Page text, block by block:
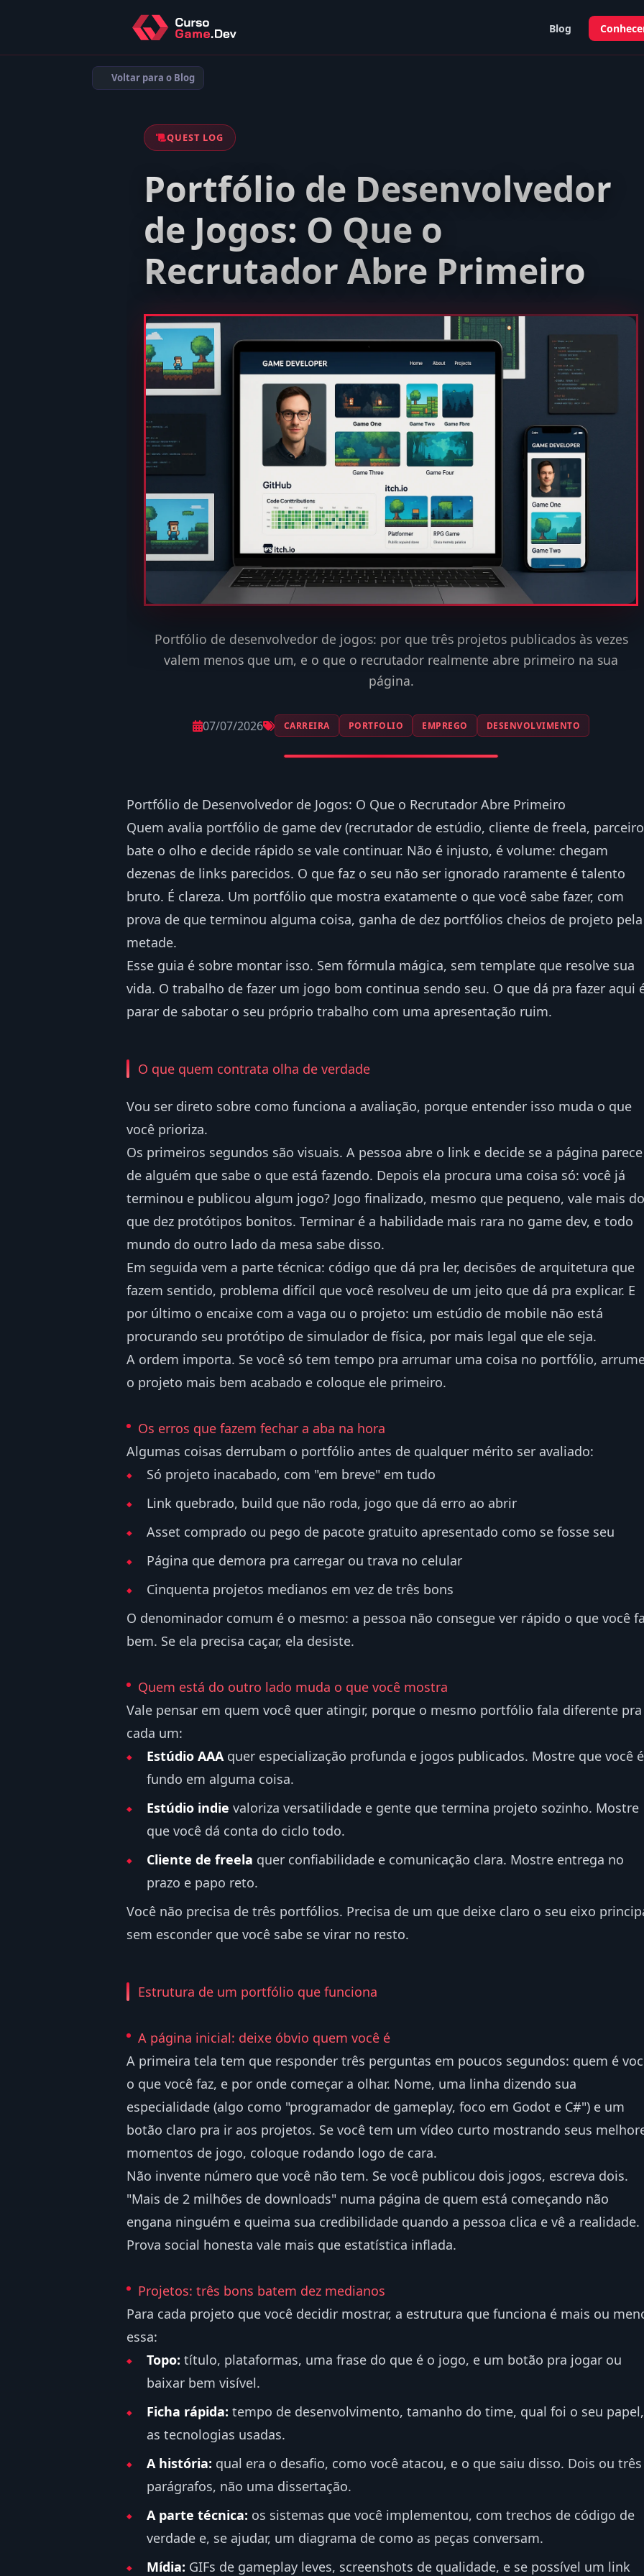
Blog
Voltar para o Blog
QUEST LOG
Portfólio de Desenvolvedor
de Jogos: O Que o
Recrutador Abre Primeiro
Portfólio de desenvolvedor de jogos: por que três projetos publicados às vezes
valem menos que um, e o que o recrutador realmente abre primeiro na sua
página.
07/07/2026 CARREIRA PORTFOLIO EMPREGO DESENVOLVIMENTO
Portfólio de Desenvolvedor de Jogos: O Que o Recrutador Abre Primeiro
Quem avalia portfólio de game dev (recrutador de estúdio, cliente de freela,
bate o olho e decide rápido se vale continuar. Não é injusto, é volume: chegam
dezenas de links parecidos. O que faz o seu não ser ignorado raramente é talento
bruto. É clareza. Um portfólio que mostra exatamente o que você sabe fazer, com
prova de que terminou alguma coisa, ganha de dez portfólios cheios de projeto pela
metade.
Esse guia é sobre montar isso. Sem fórmula mágica, sem template que resolve sua
vida. O trabalho de fazer um jogo bom continua sendo seu. O que dá pra fazer aqui
parar de sabotar o seu próprio trabalho com uma apresentação ruim.
O que quem contrata olha de verdade
Vou ser direto sobre como funciona a avaliação, porque entender isso muda o que
você prioriza.
Os primeiros segundos são visuais. A pessoa abre o link e decide se a página
de alguém que sabe o que está fazendo. Depois ela procura uma coisa só: você já
terminou e publicou algum jogo? Jogo finalizado, mesmo que pequeno, vale mais do
que dez protótipos bonitos. Terminar é a habilidade mais rara no game dev, e todo
mundo do outro lado da mesa sabe disso.
Em seguida vem a parte técnica: código que dá pra ler, decisões de arquitetura que
fazem sentido, problema difícil que você resolveu de um jeito que dá pra explicar. E
por último o encaixe com a vaga ou o projeto: um estúdio de mobile não está
procurando seu protótipo de simulador de física, por mais legal que ele seja.
A ordem importa. Se você só tem tempo pra arrumar uma coisa no portfólio,
o projeto mais bem acabado e coloque ele primeiro.
Os erros que fazem fechar a aba na hora
Algumas coisas derrubam o portfólio antes de qualquer mérito ser avaliado:
Só projeto inacabado, com "em breve" em tudo
Link quebrado, build que não roda, jogo que dá erro ao abrir
Asset comprado ou pego de pacote gratuito apresentado como se fosse seu
Página que demora pra carregar ou trava no celular
Cinquenta projetos medianos em vez de três bons
O denominador comum é o mesmo: a pessoa não consegue ver rápido o que você
bem. Se ela precisa caçar, ela desiste.
Quem está do outro lado muda o que você mostra
Vale pensar em quem você quer atingir, porque o mesmo portfólio fala diferente pra
cada um:
Estúdio AAAquer especialização profunda e jogos publicados. Mostre que você é
fundo em alguma coisa.
Estúdio indie valoriza versatilidade e gente que termina projeto sozinho. Mostre
que você dá conta do ciclo todo.
Cliente de freela quer confiabilidade e comunicação clara. Mostre entrega no
prazo e papo reto.
Você não precisa de três portfólios. Precisa de um que deixe claro o seu eixo
sem esconder que você sabe se virar no resto.
Estrutura de um portfólio que funciona
A página inicial: deixe óbvio quem você é
A primeira tela tem que responder três perguntas em poucos segundos: quem é
o que você faz, e por onde começar a olhar. Nome, uma linha dizendo sua
especialidade (algo como "programador de gameplay, foco em Godot e C#") e um
botão claro pra ir aos projetos. Se você tem um vídeo curto mostrando seus
momentos de jogo, coloque rodando logo de cara.
Não invente número que você não tem. Se você publicou dois jogos, escreva dois.
"Mais de 2 milhões de downloads" numa página de quem está começando não
engana ninguém e queima sua credibilidade quando a pessoa clica e vê a realidade.
Prova social honesta vale mais que estatística inflada.
Projetos: três bons batem dez medianos
Para cada projeto que você decidir mostrar, a estrutura que funciona é mais ou
essa:
Topo: título, plataformas, uma frase do que é o jogo, e um botão pra jogar ou
baixar bem visível.
Ficha rápida: tempo de desenvolvimento, tamanho do time, qual foi o seu
as tecnologias usadas.
A história: qual era o desafio, como você atacou, e o que saiu disso. Dois ou três
parágrafos, não uma dissertação.
A parte técnica: os sistemas que você implementou, com trechos de código de
verdade e, se ajudar, um diagrama de como as peças conversam.
Mídia: GIFs de gameplay leves, screenshots de qualidade, e se possível um link